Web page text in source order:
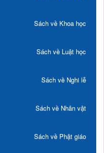
Sách về Khoa học
Sách về Luật học
Sách về Nghi lễ
Sách về Nhân vật
Sách về Phật giáo